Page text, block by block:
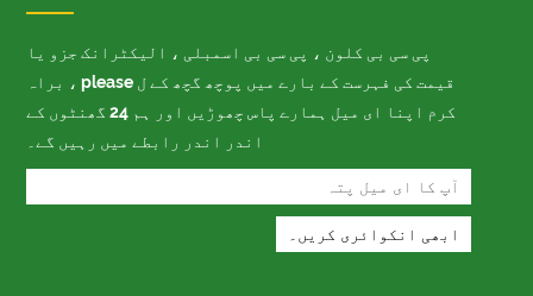
پی سی بی کلون ، پی سی بی اسمبلی ، الیکٹرانک جزو یا
قیمت کی فہرست کے بارے میں پوچھ گچھ کے ل please ، براہ
کرم اپنا ای میل ہمارے پاس چھوڑیں اور ہم 24 گھنٹوں کے
اندر اندر رابطے میں رہیں گے۔